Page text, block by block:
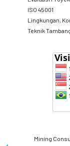
ISO 45001
Lingkungan,
​Teknik
Mining